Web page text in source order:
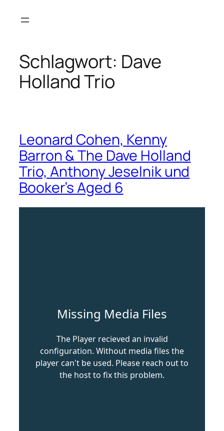
Inhalt
Schlagwort: Dave
Holland Trio
Leonard Cohen, Kenny
Barron & The Dave Holland
Trio, Anthony Jeselnik und
Booker’s Aged 6